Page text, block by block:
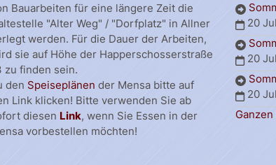
Bauarbeiten für eine längere Zeit die
"Alter Weg" / "Dorfplatz" in Allner
werden. Für die Dauer der Arbeiten,
sie auf Höhe der Happerschosserstraße
zu finden sein.
den Speiseplänen der Mensa bitte auf
Link klicken! Bitte verwenden Sie ab
diesen Link, wenn Sie Essen in der
vorbestellen möchten!
20
20
20